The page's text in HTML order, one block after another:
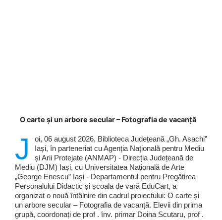
O carte și un arbore secular – Fotografia de vacanță
J
oi, 06 august 2026, Biblioteca Județeană „Gh. Asachi”
Iași, în parteneriat cu Agenția Națională pentru Mediu
și Arii Protejate (ANMAP) - Direcția Județeană de
Mediu (DJM) Iași, cu Universitatea Națională de Arte
„George Enescu” Iași - Departamentul pentru Pregătirea
Personalului Didactic și școala de vară EduCart, a
organizat o nouă întâlnire din cadrul proiectului: O carte și
un arbore secular – Fotografia de vacanță. Elevii din prima
grupă, coordonați de prof . înv. primar Doina Scutaru, prof .